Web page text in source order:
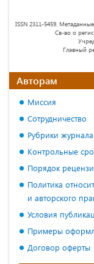
ISSN 2311-5459.
Св-во о
Главный
Авторам
Миссия
Сотрудничество
Рубрики журнала
Контрольные
Порядок
Политика
и авторского
Условия
Примеры
Договор оферты